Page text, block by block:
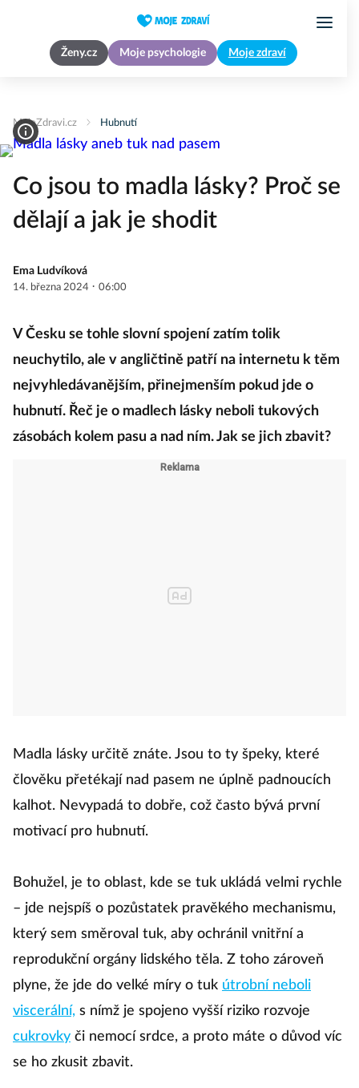
Ženy.cz Moje psychologie Moje zdraví
MojeZdravi.cz Hubnutí
Co jsou to madla lásky? Proč se
dělají a jak je shodit
Ema Ludvíková
14. března 2024 · 06:00
V Česku se tohle slovní spojení zatím tolik
neuchytilo, ale v angličtině patří na internetu k těm
nejvyhledávanějším, přinejmenším pokud jde o
hubnutí. Řeč je o madlech lásky neboli tukových
zásobách kolem pasu a nad ním. Jak se jich zbavit?
Madla lásky určitě znáte. Jsou to ty špeky, které
člověku přetékají nad pasem ne úplně padnoucích
kalhot. Nevypadá to dobře, což často bývá první
motivací pro hubnutí.
Bohužel, je to oblast, kde se tuk ukládá velmi rychle
– jde nejspíš o pozůstatek pravěkého mechanismu,
který sem směroval tuk, aby ochránil vnitřní a
reprodukční orgány lidského těla. Z toho zároveň
plyne, že jde do velké míry o tuk útrobní neboli
viscerální, s nímž je spojeno vyšší riziko rozvoje
cukrovky či nemocí srdce, a proto máte o důvod víc
se ho zkusit zbavit.